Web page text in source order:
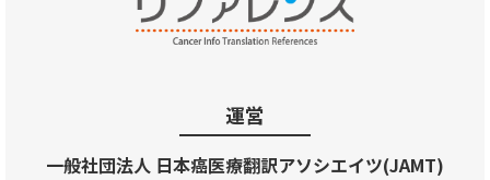
運営
一般社団法人 日本癌医療翻訳アソシエイツ(JAMT)